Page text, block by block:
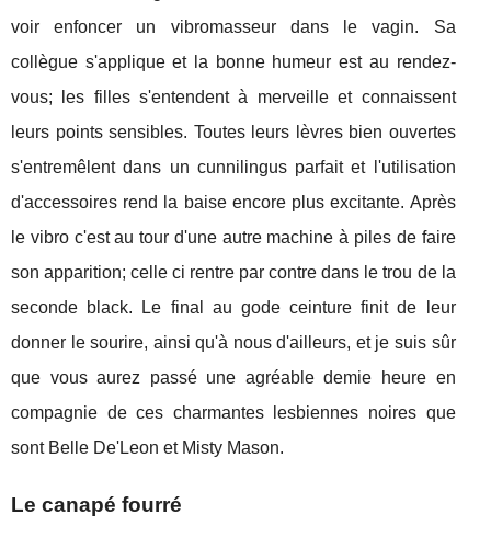
voir enfoncer un vibromasseur dans le vagin. Sa
collègue s'applique et la bonne humeur est au rendez-
vous; les filles s'entendent à merveille et connaissent
leurs points sensibles. Toutes leurs lèvres bien ouvertes
s'entremêlent dans un cunnilingus parfait et l'utilisation
d'accessoires rend la baise encore plus excitante. Après
le vibro c'est au tour d'une autre machine à piles de faire
son apparition; celle ci rentre par contre dans le trou de la
seconde black. Le final au gode ceinture finit de leur
donner le sourire, ainsi qu'à nous d'ailleurs, et je suis sûr
que vous aurez passé une agréable demie heure en
compagnie de ces charmantes lesbiennes noires que
sont Belle De'Leon et Misty Mason.
Le canapé fourré